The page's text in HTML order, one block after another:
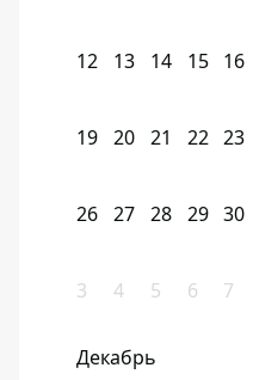
12 13 14 15 16
19 20 21 22 23
26 27 28 29 30
3 4 5 6 7
Декабрь